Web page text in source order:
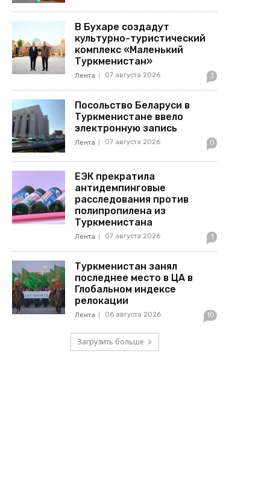
В Бухаре создадут
культурно-туристический
комплекс «Маленький
Туркменистан»
Лента 07 августа 2026 3
Посольство Беларуси в
Туркменистане ввело
электронную запись
Лента 07 августа 2026 0
ЕЭК прекратила
антидемпинговые
расследования против
полипропилена из
Туркменистана
Лента 07 августа 2026 1
Туркменистан занял
последнее место в ЦА в
Глобальном индексе
релокации
Лента 06 августа 2026 10
Загрузить больше